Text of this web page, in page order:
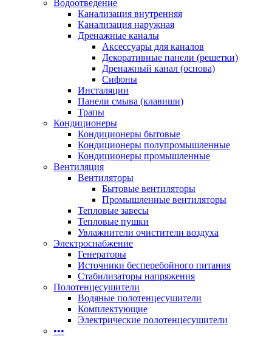
Водоотведение
Канализация внутренняя
Канализация наружная
Дренажные каналы
Аксессуары для каналов
Декоративные панели (решетки)
Дренажный канал (основа)
Сифоны
Инсталяции
Панели смыва (клавиши)
Трапы
Кондиционеры
Кондиционеры бытовые
Кондиционеры полупромышленные
Кондиционеры промышленные
Вентиляция
Вентиляторы
Бытовые вентиляторы
Промышленные вентиляторы
Тепловые завесы
Тепловые пушки
Увлажнители очистители воздуха
Электроснабжение
Генераторы
Источники бесперебойного питания
Стабилизаторы напряжения
Полотенцесушители
Водяные полотенцесушители
Комплектующие
Электрические полотенцесушители
•••